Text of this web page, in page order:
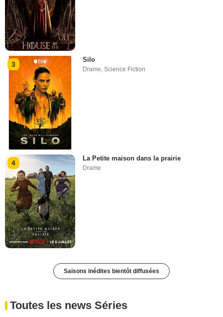
3
Silo
Drame ,Science Fiction
4
La Petite maison dans la prairie
Drame
Saisons inédites bientôt diffusées
Toutes les news Séries